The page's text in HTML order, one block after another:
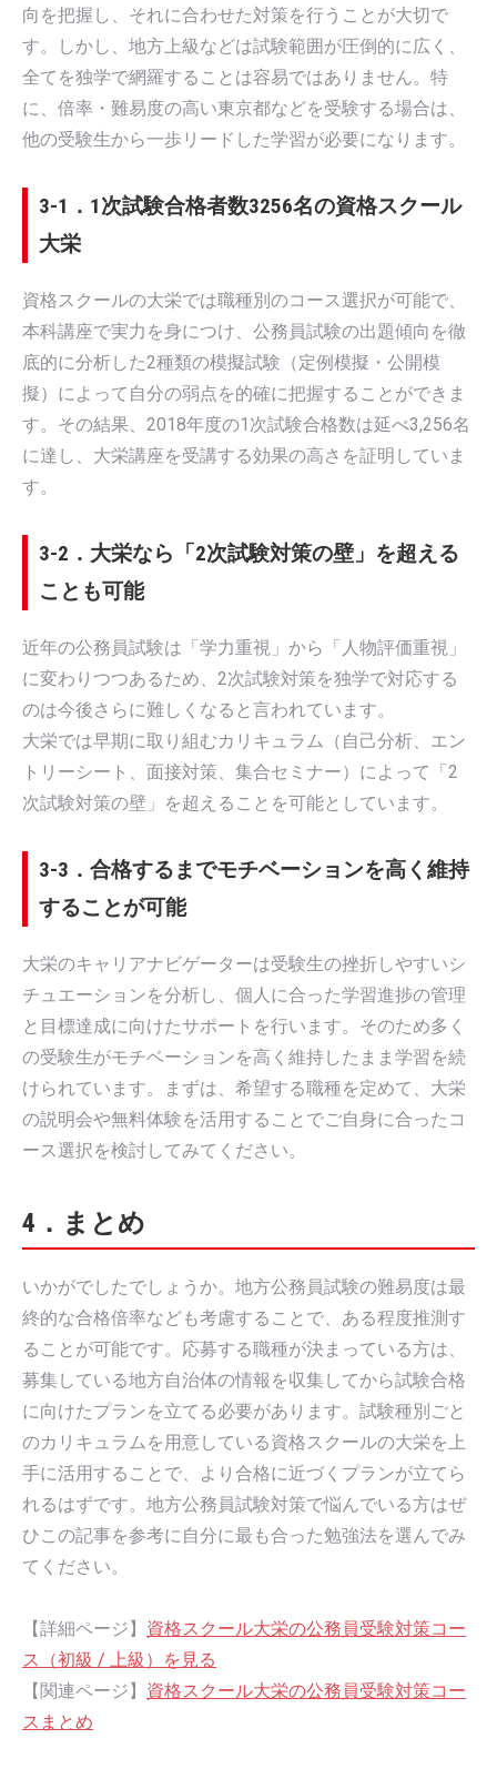
向を把握し、それに合わせた対策を行うことが大切で
す。しかし、地方上級などは試験範囲が圧倒的に広く、
全てを独学で網羅することは容易ではありません。特
に、倍率・難易度の高い東京都などを受験する場合は、
他の受験生から一歩リードした学習が必要になります。
3-1．1次試験合格者数3256名の資格スクール
大栄
資格スクールの大栄では職種別のコース選択が可能で、
本科講座で実力を身につけ、公務員試験の出題傾向を徹
底的に分析した2種類の模擬試験（定例模擬・公開模
擬）によって自分の弱点を的確に把握することができま
す。その結果、2018年度の1次試験合格数は延べ3,256名
に達し、大栄講座を受講する効果の高さを証明していま
す。
3-2．大栄なら「2次試験対策の壁」を超える
ことも可能
近年の公務員試験は「学力重視」から「人物評価重視」
に変わりつつあるため、2次試験対策を独学で対応する
のは今後さらに難しくなると言われています。
大栄では早期に取り組むカリキュラム（自己分析、エン
トリーシート、面接対策、集合セミナー）によって「2
次試験対策の壁」を超えることを可能としています。
3-3．合格するまでモチベーションを高く維持
することが可能
大栄のキャリアナビゲーターは受験生の挫折しやすいシ
チュエーションを分析し、個人に合った学習進捗の管理
と目標達成に向けたサポートを行います。そのため多く
の受験生がモチベーションを高く維持したまま学習を続
けられています。まずは、希望する職種を定めて、大栄
の説明会や無料体験を活用することでご自身に合ったコ
ース選択を検討してみてください。
4．まとめ
いかがでしたでしょうか。地方公務員試験の難易度は最
終的な合格倍率なども考慮することで、ある程度推測す
ることが可能です。応募する職種が決まっている方は、
募集している地方自治体の情報を収集してから試験合格
に向けたプランを立てる必要があります。試験種別ごと
のカリキュラムを用意している資格スクールの大栄を上
手に活用することで、より合格に近づくプランが立てら
れるはずです。地方公務員試験対策で悩んでいる方はぜ
ひこの記事を参考に自分に最も合った勉強法を選んでみ
てください。
【詳細ページ】 資格スクール大栄の公務員受験対策コー
ス（初級 / 上級）を見る
【関連ページ】 資格スクール大栄の公務員受験対策コー
スまとめ